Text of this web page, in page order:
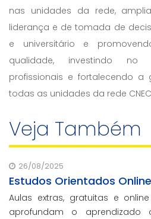
nas unidades da rede,
liderança e de tomada de
e universitário e
qualidade, investindo no
profissionais e fortalecendo a
todas as unidades da rede
Veja Também
26/08/2025
Estudos Orientados Online
Aulas extras, gratuitas e
aprofundam o aprendizado